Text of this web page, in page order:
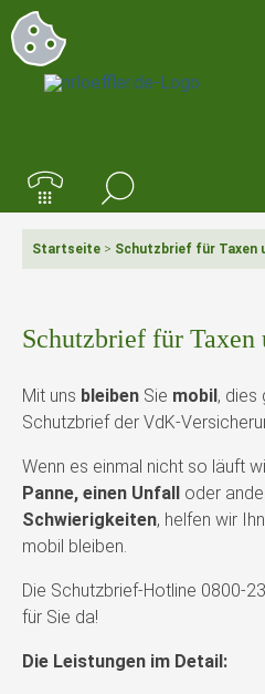
Startseite > Schutzbrief für Taxen
Schutzbrief für Taxen
Mit uns bleiben Sie mobil, dies
Schutzbrief der VdK-
Wenn es einmal nicht so läuft
Panne, einen Unfall oder
Schwierigkeiten, helfen wir
mobil bleiben.
Die Schutzbrief-Hotline 0800-
für Sie da!
Die Leistungen im Detail: